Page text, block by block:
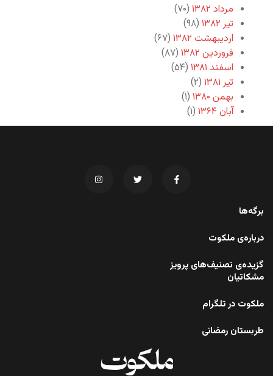
مرداد ۱۳۸۲
(۷۰)
تیر ۱۳۸۲
(۹۸)
اردیبهشت ۱۳۸۲
(۶۷)
فروردین ۱۳۸۲
(۸۷)
اسفند ۱۳۸۱
(۵۴)
تیر ۱۳۸۱
(۲)
بهمن ۱۳۸۰
(۱)
آبان ۱۳۶۴
(۱)
برگه‌ها
درباره‌ی ملکوت
گزیده‌ی تصنیف‌های پرویز
مشکاتیان
ملکوت در تلگرام
طربستان رمضانی